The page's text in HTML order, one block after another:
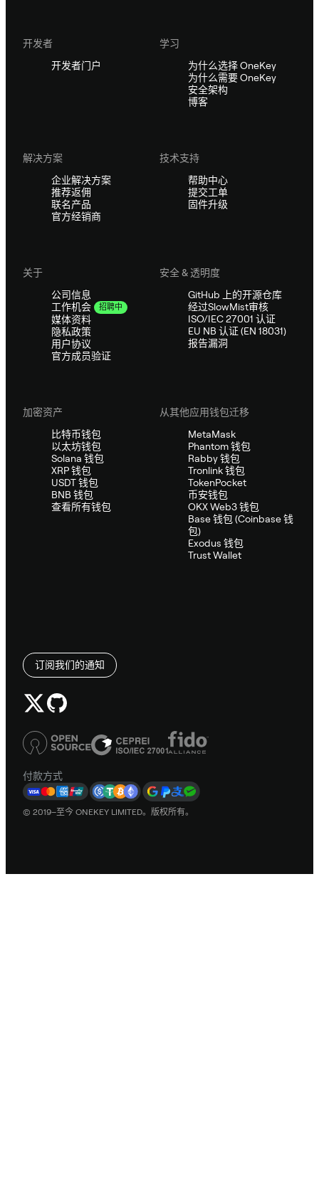
开发者
开发者门户
学习
为什么选择 OneKey
为什么需要 OneKey
安全架构
博客
解决方案
企业解决方案
推荐返佣
联名产品
官方经销商
技术支持
帮助中心
提交工单
固件升级
关于
公司信息
工作机会
招聘中
媒体资料
隐私政策
用户协议
官方成员验证
安全 & 透明度
GitHub 上的开源仓库
经过SlowMist审核
ISO/IEC 27001 认证
EU NB 认证 (EN 18031)
报告漏洞
加密资产
比特币钱包
以太坊钱包
Solana 钱包
XRP 钱包
USDT 钱包
BNB 钱包
查看所有钱包
从其他应用钱包迁移
MetaMask
Phantom 钱包
Rabby 钱包
Tronlink 钱包
TokenPocket
币安钱包
OKX Web3 钱包
Base 钱包 (Coinbase 钱
包)
Exodus 钱包
Trust Wallet
订阅我们的通知
付款方式
© 2019–至今 ONEKEY LIMITED。版权所有。